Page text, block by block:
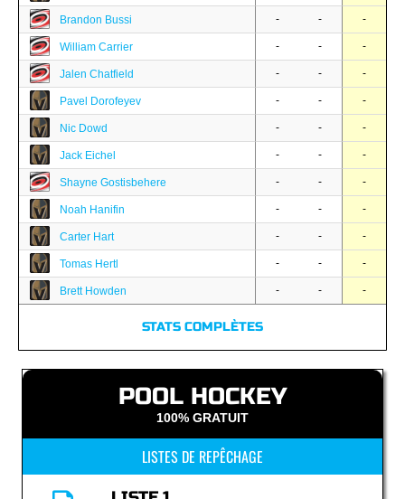
Brandon Bussi - - -
William Carrier - - -
Jalen Chatfield - - -
Pavel Dorofeyev - - -
Nic Dowd - - -
Jack Eichel - - -
Shayne Gostisbehere - - -
Noah Hanifin - - -
Carter Hart - - -
Tomas Hertl - - -
Brett Howden - - -
STATS COMPLÈTES
POOL HOCKEY
100% GRATUIT
LISTES DE REPÊCHAGE